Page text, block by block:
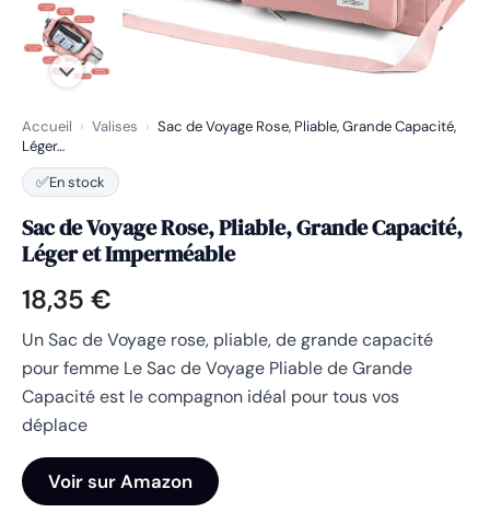
Accueil › Valises › Sac de Voyage Rose, Pliable, Grande Capacité,
Léger…
✅En stock
Sac de Voyage Rose, Pliable, Grande Capacité,
Léger et Imperméable
18,35 €
Un Sac de Voyage rose, pliable, de grande capacité
pour femme Le Sac de Voyage Pliable de Grande
Capacité est le compagnon idéal pour tous vos
déplace
Voir sur Amazon